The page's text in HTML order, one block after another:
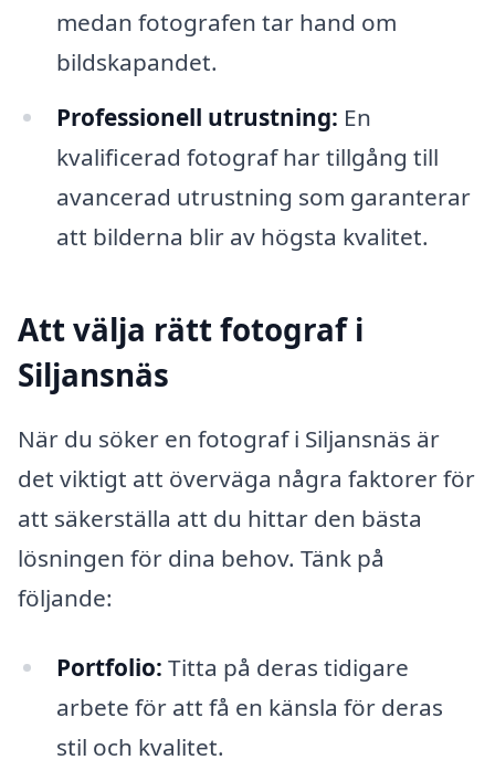
medan fotografen tar hand om
bildskapandet.
Professionell utrustning: En
kvalificerad fotograf har tillgång till
avancerad utrustning som garanterar
att bilderna blir av högsta kvalitet.
Att välja rätt fotograf i
Siljansnäs
När du söker en fotograf i Siljansnäs är
det viktigt att överväga några faktorer för
att säkerställa att du hittar den bästa
lösningen för dina behov. Tänk på
följande:
Portfolio: Titta på deras tidigare
arbete för att få en känsla för deras
stil och kvalitet.